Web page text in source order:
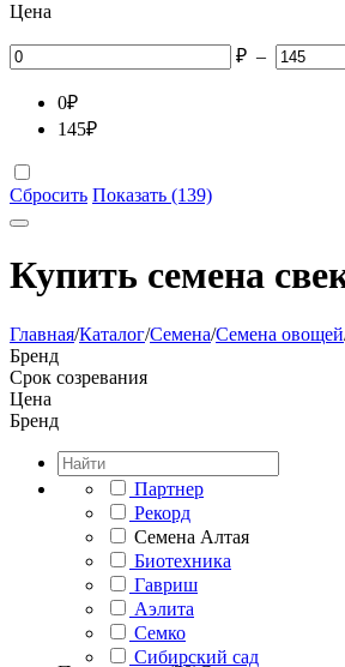
Цена
₽ –
0₽
145₽
Сбросить Показать (139)
Купить семена
Главная/Каталог/Семена/Семена овощей
Бренд
Срок созревания
Цена
Бренд
Партнер
Рекорд
Семена Алтая
Биотехника
Гавриш
Аэлита
Семко
Сибирский сад